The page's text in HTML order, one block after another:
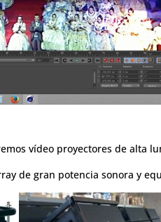
vídeo proyectores de alta
de gran potencia sonora y